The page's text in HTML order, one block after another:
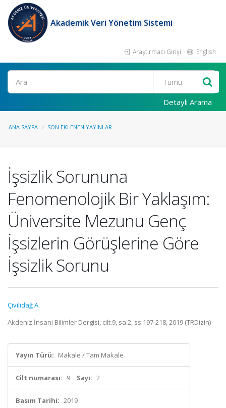
Akademik Veri Yönetim Sistemi
Araştırmacı Girişi English
Ara
Detaylı Arama
ANA SAYFA SON EKLENEN YAYINLAR
İşsizlik Sorununa
Fenomenolojik Bir Yaklaşım:
Üniversite Mezunu Genç
İşsizlerin Görüşlerine Göre
İşsizlik Sorunu
Çivilidağ A.
Akdeniz İnsani Bilimler Dergisi, cilt.9, sa.2, ss.197-218, 2019 (TRDizin)
Yayın Türü: Makale / Tam Makale
Cilt numarası: 9 Sayı: 2
Basım Tarihi: 2019